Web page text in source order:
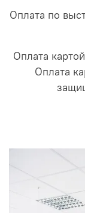
Оплата по
Оплата
Оплата